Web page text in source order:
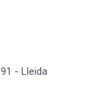
- Lleida